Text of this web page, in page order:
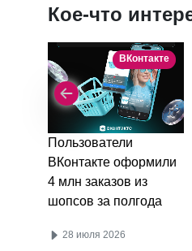
Кое-что
ВКонтакте
Пользователи
ВКонтакте оформили
4 млн заказов из
шопсов за полгода
28 июля 2026